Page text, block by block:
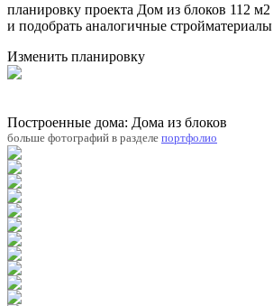
планировку проекта Дом из блоков 112 м2
и подобрать аналогичные стройматериалы
Изменить планировку
Построенные дома: Дома из блоков
больше фотографий в разделе портфолио